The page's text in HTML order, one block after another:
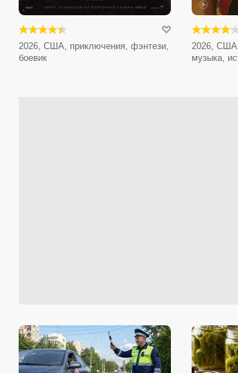
2026, США, приключения, фэнтези,
боевик
2026,
музыка,